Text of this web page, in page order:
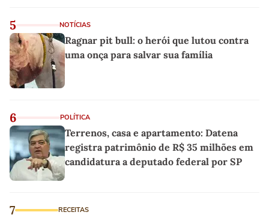
5 NOTÍCIAS
Ragnar pit bull: o herói que lutou contra
uma onça para salvar sua família
6 POLÍTICA
Terrenos, casa e apartamento: Datena
registra patrimônio de R$ 35 milhões em
candidatura a deputado federal por SP
7 RECEITAS